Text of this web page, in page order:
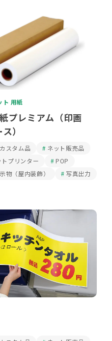
ト 用紙
プレミアム（印画
）
カスタム品
ネット販売品
プリンター
POP
物（屋内装飾）
写真出力